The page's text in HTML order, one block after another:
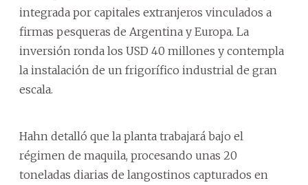
integrada por capitales extranjeros vinculados a
firmas pesqueras de Argentina y Europa. La
inversión ronda los USD 40 millones y contempla
la instalación de un frigorífico industrial de gran
escala.
Hahn detalló que la planta trabajará bajo el
régimen de maquila, procesando unas 20
toneladas diarias de langostinos capturados en